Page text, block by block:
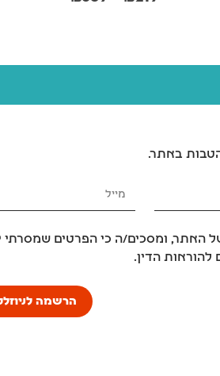
באתר.
האתר, ומסכים/ה כי הפרטים שמסרתי
הדין.
הרשמה